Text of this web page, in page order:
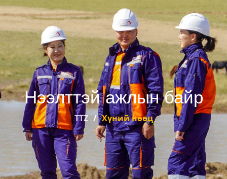
Нээлттэй ажлын байр
TTZ Хүний нөөц